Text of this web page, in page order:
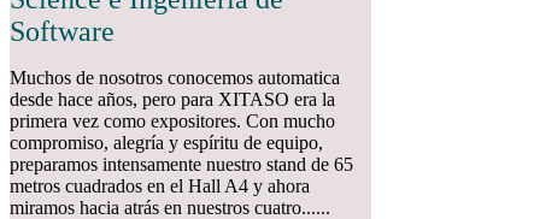
Software
Muchos de nosotros conocemos automatica
desde hace años, pero para XITASO era la
primera vez como expositores. Con mucho
compromiso, alegría y espíritu de equipo,
preparamos intensamente nuestro stand de 65
metros cuadrados en el Hall A4 y ahora
miramos hacia atrás en nuestros cuatro......